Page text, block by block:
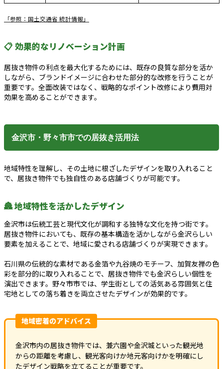
「参照：国土交通省 統計情報」
📋 効果的なリノベーション計画
居抜き物件の利点を最大化するためには、既存の良質な部分を活か
しながら、ブランドイメージに合わせた部分的な改修を行うことが
重要です。全面改装ではなく、戦略的なポイント改修により費用対
効果を高めることができます。
金沢市・野々市市での居抜き活用法
地域特性を理解し、その土地に根ざしたデザインを取り入れること
で、居抜き物件でも独自性のある店舗づくりが可能です。
🏯 地域特性を活かしたデザイン
金沢市は伝統工芸と現代文化が調和する独特な文化を持つ街です。
居抜き物件においても、既存の基本構造を活かしながら金沢らしい
要素を加えることで、地域に愛される店舗づくりが実現できます。
石川県の伝統的な素材である金箔や九谷焼のモチーフ、加賀友禅の色
彩を部分的に取り入れることで、居抜き物件でも金沢らしい個性を
演出できます。野々市市では、学生街としての活気ある雰囲気と住
宅地としての落ち着きを両立させたデザインが効果的です。
地域密着のアドバイス
金沢市内の居抜き物件では、兼六園や金沢城といった観光地
からの距離を考慮し、観光客向けか地元客向けかを明確にし
たデザイン戦略を立てることが重要です。